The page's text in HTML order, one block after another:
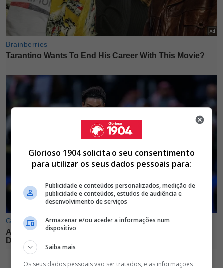
Glorioso 1904 solicita o seu consentimento
para utilizar os seus dados pessoais para:
Publicidade e conteúdos personalizados, medição de
publicidade e conteúdos, estudos de audiência e
desenvolvimento de serviços
Armazenar e/ou aceder a informações num
dispositivo
Saiba mais
Os seus dados pessoais vão ser tratados, e as informações